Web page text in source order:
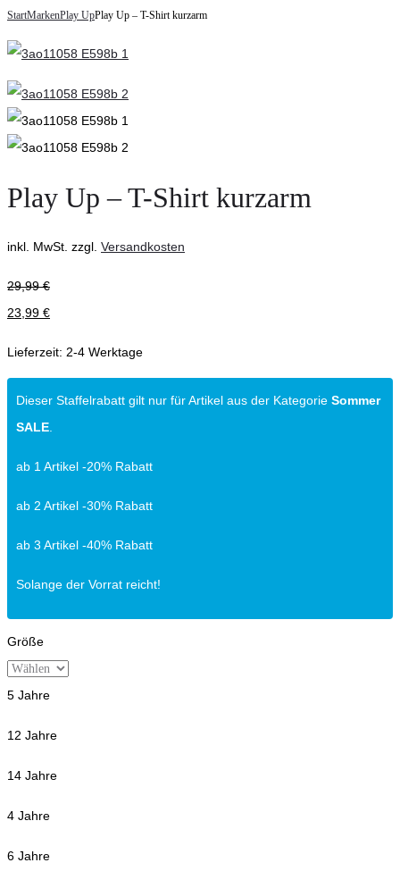
StartMarkenPlay UpPlay Up – T-Shirt kurzarm
Play Up – T-Shirt kurzarm
inkl. MwSt. zzgl. Versandkosten
29,99€
23,99 €
Lieferzeit: 2-4 Werktage
Dieser Staffelrabatt gilt nur für Artikel aus der Kategorie Sommer
SALE.
ab 1 Artikel -20% Rabatt
ab 2 Artikel -30% Rabatt
ab 3 Artikel -40% Rabatt
Solange der Vorrat reicht!
Größe
5 Jahre
12 Jahre
14 Jahre
4 Jahre
6 Jahre